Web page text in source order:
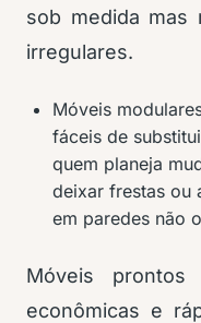
sob medida mas
irregulares.
Móveis
fáceis de
quem planeja
deixar frestas ou
em paredes não
Móveis
econômicas e